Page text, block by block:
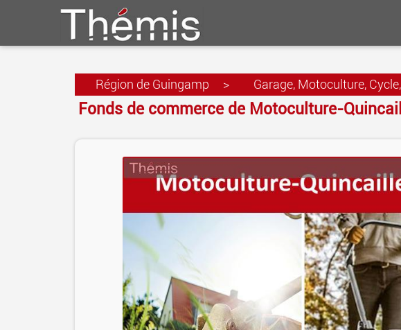
Région de Guingamp > Garage, Motoculture,
Fonds de commerce de Motoculture-